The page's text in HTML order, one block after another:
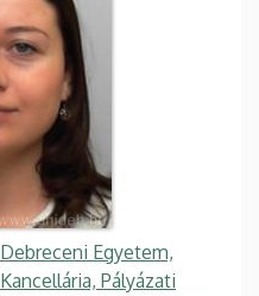
Debreceni Egyetem,
Kancellária, Pályázati